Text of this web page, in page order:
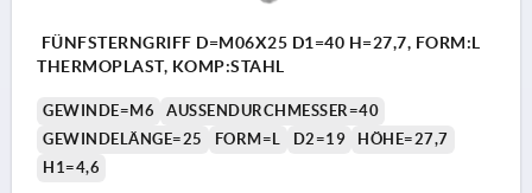
FÜNFSTERNGRIFF D=M06X25 D1=40 H=27,7, FORM:L
THERMOPLAST, KOMP:STAHL
GEWINDE=M6
AUSSENDURCHMESSER=40
GEWINDELÄNGE=25
FORM=L D2=19
HÖHE=27,7
H1=4,6